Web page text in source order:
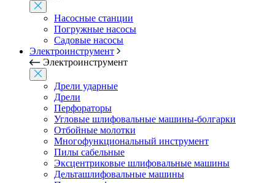
Насосные станции
Погружные насосы
Садовые насосы
Электроинструмент
Электроинструмент
Дрели ударные
Дрели
Перфораторы
Угловые шлифовальные машины-болгарки
Отбойные молотки
Многофункциональный инструмент
Пилы сабельные
Эксцентриковые шлифовальные машины
Дельташлифовальные машины